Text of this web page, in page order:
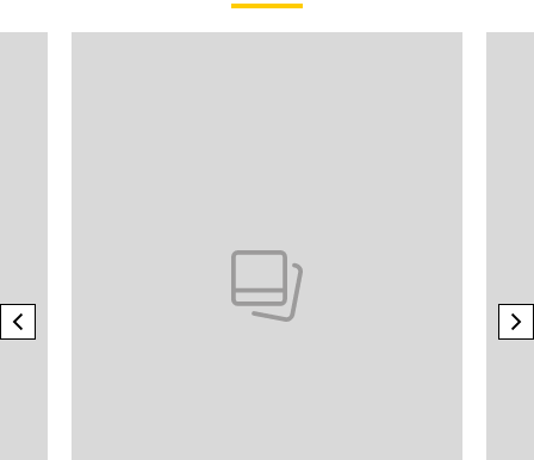
previous element